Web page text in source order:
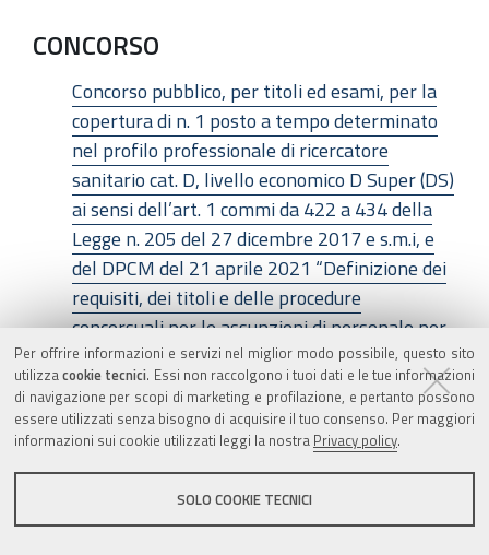
Per offrire informazioni e servizi nel miglior modo possibile, questo sito
utilizzacookie tecnici. Essi non raccolgono i tuoi dati e le tue informazioni
di navigazione per scopi di marketing e profilazione, e pertanto possono
essere utilizzati senza bisogno di acquisire il tuo consenso. Per maggiori
informazioni sui cookie utilizzati leggi la nostra Privacy policy.
SOLO COOKIE TECNICI
CONCORSO
Concorso pubblico, per titoli ed esami, per la
copertura di n. 1 posto a tempo determinato
nel profilo professionale di ricercatore
sanitario cat. D, livello economico D Super (DS)
ai sensi dell’art. 1 commi da 422 a 434 della
Legge n. 205 del 27 dicembre 2017 e s.m.i, e
del DPCM del 21 aprile 2021 “Definizione dei
requisiti, dei titoli e delle procedure
concorsuali per le assunzioni di personale per
lo svolgimento delle attività di ricerca e di
supporto alla ricerca presso gli IRCCS pubblici
e gli Istituti Zooprofilattici Sperimentali”
(pubblicato sulla G.U. n. 147 del 22/6/2021),
per lo svolgimento di “Attività di ricerca
relativa alla modellazione al calcolatore di
complessi anatomici e progettazione dei